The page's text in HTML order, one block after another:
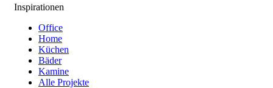
Inspirationen
Office
Home
Küchen
Bäder
Kamine
Alle Projekte